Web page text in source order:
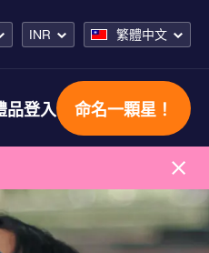
INR 繁體中文
品登入 命名一顆星！